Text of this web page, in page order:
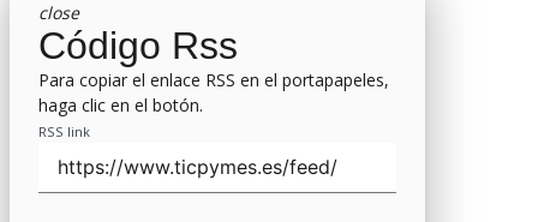
close
Código Rss
Para copiar el enlace RSS en el portapapeles,
haga clic en el botón.
RSS link